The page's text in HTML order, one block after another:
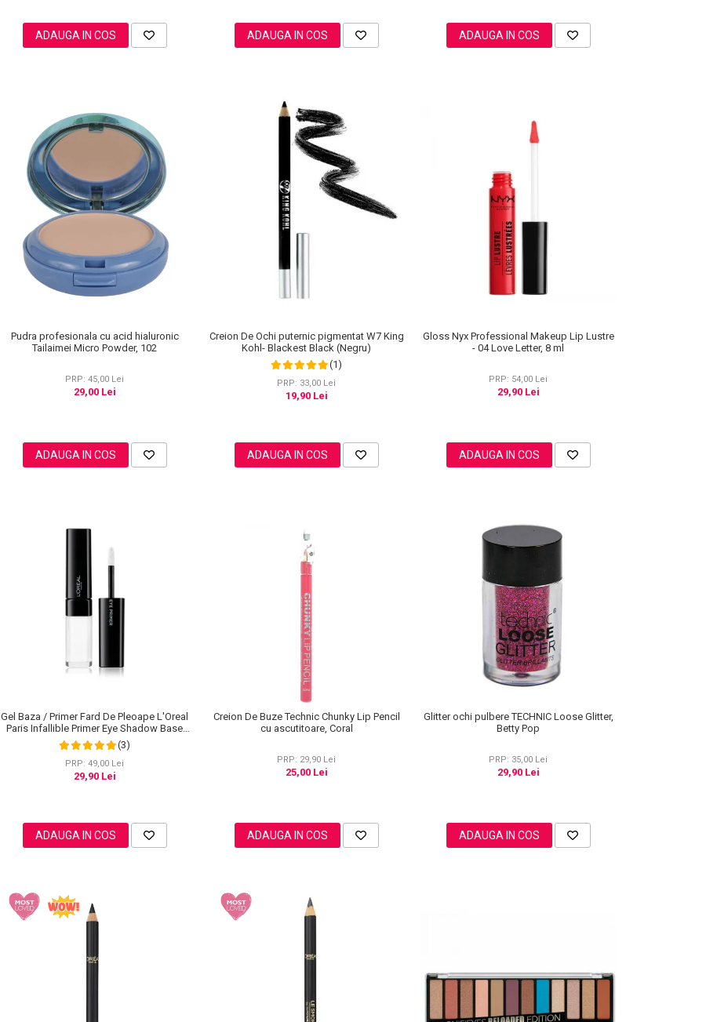
ADAUGA IN COS ADAUGA IN COS ADAUGA IN COS
Pudra profesionala cu acid hialuronic
Tailaimei Micro Powder, 102
PRP: 45,00 Lei
29,00 Lei
ADAUGA IN COS
Creion De Ochi puternic pigmentat W7 King
Kohl- Blackest Black (Negru)
(1)
PRP: 33,00 Lei
19,90 Lei
ADAUGA IN COS
Gloss Nyx Professional Makeup Lip Lustre
- 04 Love Letter, 8 ml
PRP: 54,00 Lei
29,90 Lei
ADAUGA IN COS
Gel Baza / Primer Fard De Pleoape L'Oreal
Paris Infallible Primer Eye Shadow Base
100, 3 ml (3)
PRP: 49,00 Lei
29,90 Lei
ADAUGA IN COS
Creion De Buze Technic Chunky Lip Pencil
cu ascutitoare, Coral
PRP: 29,90 Lei
25,00 Lei
ADAUGA IN COS
Glitter ochi pulbere TECHNIC Loose Glitter,
Betty Pop
PRP: 35,00 Lei
29,90 Lei
ADAUGA IN COS